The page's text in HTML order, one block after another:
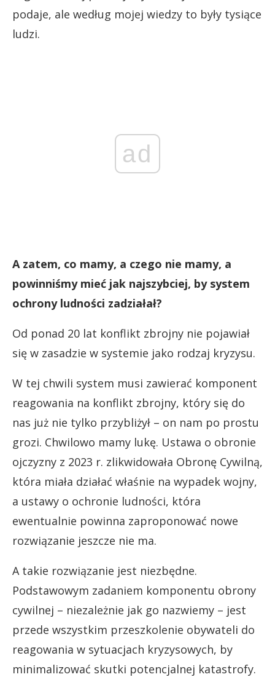
podaje, ale według mojej wiedzy to były tysiące
ludzi.
ad
A zatem, co mamy, a czego nie mamy, a
powinniśmy mieć jak najszybciej, by system
ochrony ludności zadziałał?
Od ponad 20 lat konflikt zbrojny nie pojawiał
się w zasadzie w systemie jako rodzaj kryzysu.
W tej chwili system musi zawierać komponent
reagowania na konflikt zbrojny, który się do
nas już nie tylko przybliżył – on nam po prostu
grozi. Chwilowo mamy lukę. Ustawa o obronie
ojczyzny z 2023 r. zlikwidowała Obronę Cywilną,
która miała działać właśnie na wypadek wojny,
a ustawy o ochronie ludności, która
ewentualnie powinna zaproponować nowe
rozwiązanie jeszcze nie ma.
A takie rozwiązanie jest niezbędne.
Podstawowym zadaniem komponentu obrony
cywilnej – niezależnie jak go nazwiemy – jest
przede wszystkim przeszkolenie obywateli do
reagowania w sytuacjach kryzysowych, by
minimalizować skutki potencjalnej katastrofy.